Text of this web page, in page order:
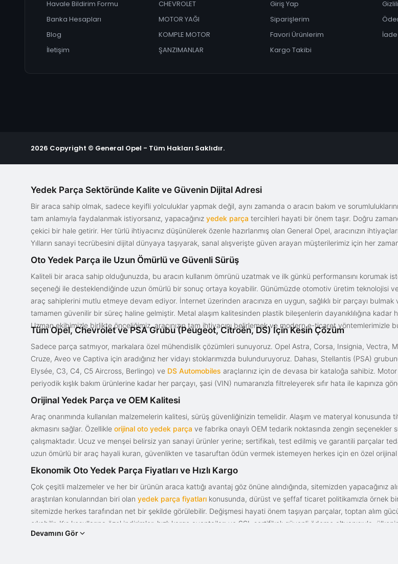
Havale Bildirim Formu
Banka Hesapları
Blog
İletişim
CHEVROLET
MOTOR YAĞI
KOMPLE MOTOR
ŞANZIMANLAR
Giriş Yap
Siparişlerim
Favori Ürünlerim
Kargo Takibi
2026 Copyright © General Opel - Tüm Hakları Saklıdır.
Yedek Parça Sektöründe Kalite ve Güvenin Dijital Adresi
Bir araca sahip olmak, sadece keyifli yolculuklar yapmak değil, aynı zamanda o aracın bakım ve
tam anlamıyla faydalanmak istiyorsanız, yapacağınız yedek parça tercihleri hayati bir önem taşır. Doğru
çekici bir hale getirir. Her türlü ihtiyacınız düşünülerek özenle hazırlanmış olan General Opel, aracınızın
Yılların sanayi tecrübesini dijital dünyaya taşıyarak, sanal alışverişte güven arayan müşterilerimiz için her
Oto Yedek Parça ile Uzun Ömürlü ve Güvenli Sürüş
Kaliteli bir araca sahip olduğunuzda, bu aracın kullanım ömrünü uzatmak ve ilk günkü performansını korumak
seçeneği ile desteklendiğinde uzun ömürlü bir sonuç ortaya koyabilir. Günümüzde otomotiv üretim teknolojisi
araç sahiplerini mutlu etmeye devam ediyor. İnternet üzerinden aracınıza en uygun, sağlıklı bir parçayı bulmak
tamamen güvenilir bir süreç haline gelmiştir. Metal alaşım kalitesinden plastik bileşenlerin dayanıklılığına
Uzman ekibimizle birlikte önceliğimiz, aracınızın tam ihtiyacını belirlemek ve modern e-ticaret yöntemlerimizle bu
Tüm Opel, Chevrolet ve PSA Grubu (Peugeot, Citroën, DS) İçin Kesin Çözüm
Sadece parça satmıyor, markalara özel mühendislik çözümleri sunuyoruz. Opel Astra, Corsa, Insignia, Vectra,
Cruze, Aveo ve Captiva için aradığınız her vidayı stoklarımızda bulunduruyoruz. Dahası, Stellantis (PSA)
Elysée, C3, C4, C5 Aircross, Berlingo) ve DS Automobiles araçlarınız için de devasa bir kataloğa sahibiz.
periyodik kışlık bakım ürünlerine kadar her parçayı, şasi (VIN) numaranızla filtreleyerek sıfır hata ile kapınıza
Orijinal Yedek Parça ve OEM Kalitesi
Araç onarımında kullanılan malzemelerin kalitesi, sürüş güvenliğinizin temelidir. Alaşım ve materyal konusunda
akmasını sağlar. Özellikle orijinal oto yedek parça ve fabrika onaylı OEM tedarik noktasında zengin seçenekler
çalışmaktadır. Ucuz ve menşei belirsiz yan sanayi ürünler yerine; sertifikalı, test edilmiş ve garantili parçalar
uzun ömürlü bir araç hayali kuran, güvenlikten ve tasaruftan ödün vermek istemeyen herkes için en özel
Ekonomik Oto Yedek Parça Fiyatları ve Hızlı Kargo
Çok çeşitli malzemeler ve her bir ürünün araca kattığı avantaj göz önüne alındığında, sitemizden yapacağınız
araştırılan konularından biri olan yedek parça fiyatları konusunda, dürüst ve şeffaf ticaret politikamızla örnek
sitemizde herkes tarafından net bir şekilde görülebilir. Değişmesi hayati önem taşıyan parçalar, toptan alım
çıkabilir. Kış koşullarına özel indirimler, hızlı kargo avantajları ve SSL sertifikalı güvenli ödeme altyapısıyla;
bir tasarım ve güce sahip olan aracınızın değerini korumak, uygun fiyat avantajıyla parça kalitesini birleştirmek
Devamını Gör